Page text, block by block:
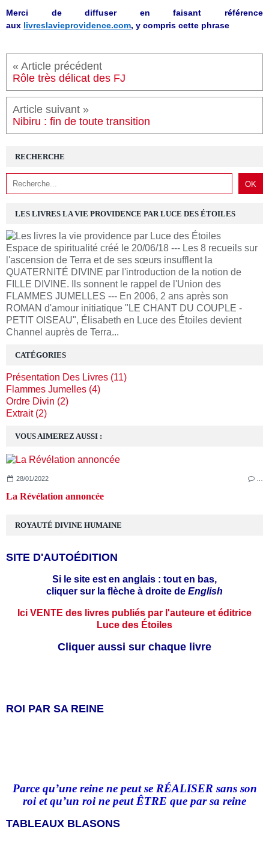
Merci de diffuser en faisant référence
aux livreslavieprovidence.com, y compris cette phrase
« Article précédent
Rôle très délicat des FJ
Article suivant »
Nibiru : fin de toute transition
RECHERCHE
LES LIVRES LA VIE PROVIDENCE PAR LUCE DES ÉTOILES
Espace de spiritualité créé le 20/06/18 --- Les 8 recueils sur
l'ascension de Terra et de ses sœurs insufflent la
QUATERNITÉ DIVINE par l'introduction de la notion de
FILLE DIVINE. Ils sonnent le rappel de l'Union des
FLAMMES JUMELLES --- En 2006, 2 ans après son
ROMAN d'amour initiatique "LE CHANT DU COUPLE -
PETIT OISEAU", Élisabeth en Luce des Étoiles devient
Channel auprès de Terra...
VOUS AIMEREZ AUSSI :
28/01/2022
La Révélation annoncée
CATÉGORIES
Présentation Des Livres (11)
Flammes Jumelles (4)
Ordre Divin (2)
Extrait (2)
ROYAUTÉ DIVINE HUMAINE
SITE D'AUTOÉDITION
Si le site est en anglais : tout en bas,
cliquer sur la flèche à droite de English
Ici VENTE des livres publiés par l'auteure et éditrice
Luce des Étoiles
Cliquer aussi sur chaque livre
ROI PAR SA REINE
Parce qu’une reine ne peut se RÉALISER sans son
roi et qu’un roi ne peut ÊTRE que par sa reine
TABLEAUX BLASONS